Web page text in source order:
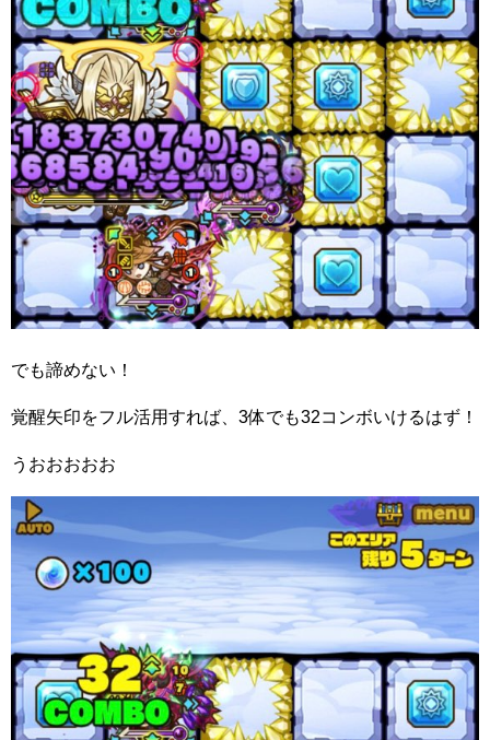
でも諦めない！
覚醒矢印をフル活用すれば、3体でも32コンボいけるはず！
うおおおおお